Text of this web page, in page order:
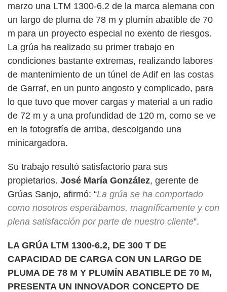
marzo una LTM 1300-6.2 de la marca alemana con
un largo de pluma de 78 m y plumín abatible de 70
m para un proyecto especial no exento de riesgos.
La grúa ha realizado su primer trabajo en
condiciones bastante extremas, realizando labores
de mantenimiento de un túnel de Adif en las costas
de Garraf, en un punto angosto y complicado, para
lo que tuvo que mover cargas y material a un radio
de 72 m y a una profundidad de 120 m, como se ve
en la fotografía de arriba, descolgando una
minicargadora.
Su trabajo resultó satisfactorio para sus
propietarios. José María González, gerente de
Grúas Sanjo, afirmó: “La grúa se ha comportado
como nosotros esperábamos, magníficamente y con
plena satisfacción por parte de nuestro cliente”.
LA GRÚA LTM 1300-6.2, DE 300 T DE
CAPACIDAD DE CARGA CON UN LARGO DE
PLUMA DE 78 M Y PLUMÍN ABATIBLE DE 70 M,
PRESENTA UN INNOVADOR CONCEPTO DE